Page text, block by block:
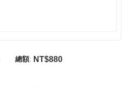
總額: NT$880